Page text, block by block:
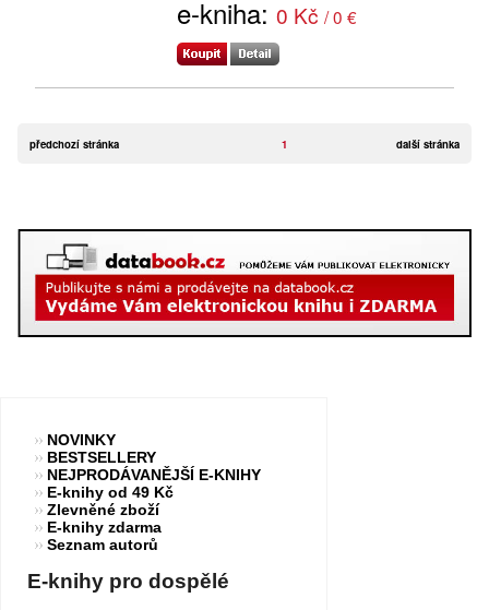
e-kniha: 0 Kč / 0 €
další stránka
předchozí stránka 1
NOVINKY
BESTSELLERY
NEJPRODÁVANĚJŠÍ E-KNIHY
E-knihy od 49 Kč
Zlevněné zboží
E-knihy zdarma
Seznam autorů
E-knihy pro dospělé